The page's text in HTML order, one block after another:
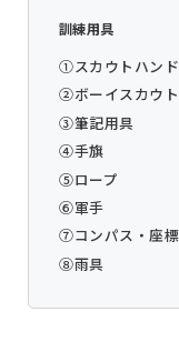
訓練用具
①スカウトハン
②ボーイスカウ
③筆記用具
④手旗
⑤ロープ
⑥軍手
⑦コンパス・座
⑧雨具